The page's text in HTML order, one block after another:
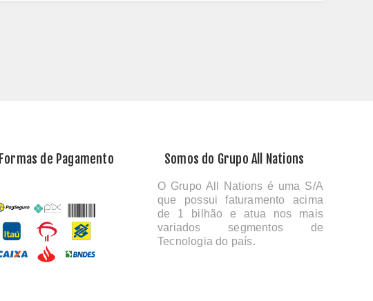
Formas de Pagamento Somos do Grupo All Nations
O Grupo All Nations é uma S/A
que possui faturamento acima
de 1 bilhão e atua nos mais
variados segmentos de
Tecnologia do país.